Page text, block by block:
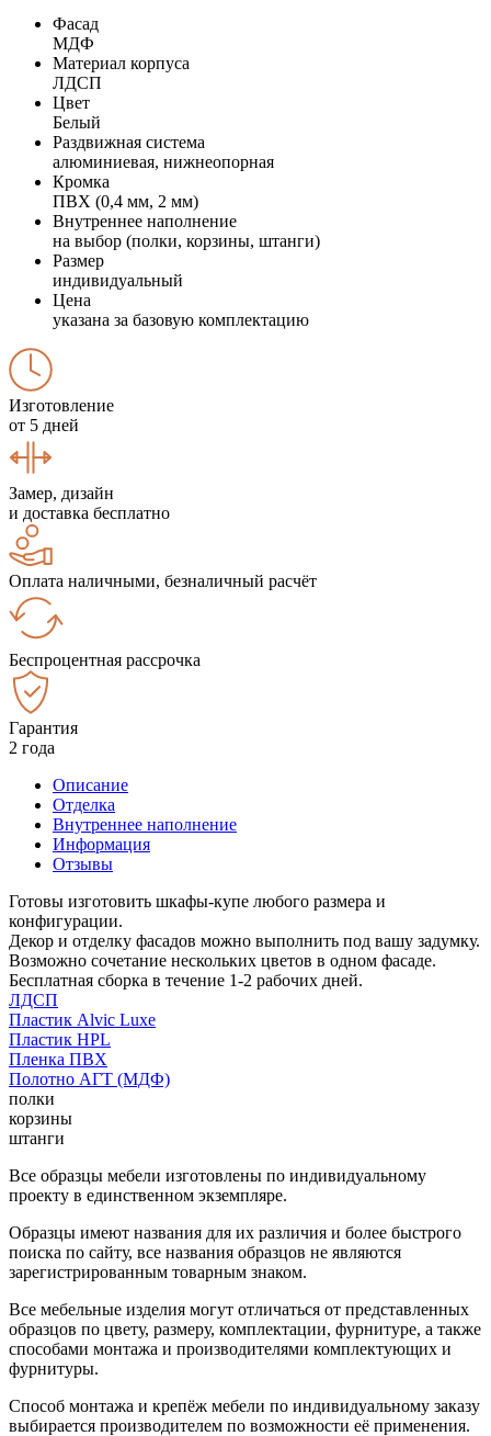
Фасад
МДФ
Материал корпуса
ЛДСП
Цвет
Белый
Раздвижная система
алюминиевая, нижнеопорная
Кромка
ПВХ (0,4 мм, 2 мм)
Внутреннее наполнение
на выбор (полки, корзины, штанги)
Размер
индивидуальный
Цена
указана за базовую комплектацию
Изготовление
от 5 дней
Замер, дизайн
и доставка бесплатно
Оплата наличными, безналичный расчёт
Беспроцентная рассрочка
Гарантия
2 года
Описание
Отделка
Внутреннее наполнение
Информация
Отзывы
Готовы изготовить шкафы-купе любого размера и
конфигурации.
Декор и отделку фасадов можно выполнить под вашу задумку.
Возможно сочетание нескольких цветов в одном фасаде.
Бесплатная сборка в течение 1-2 рабочих дней.
ЛДСП
Пластик Alvic Luxe
Пластик HPL
Пленка ПВХ
Полотно АГТ (МДФ)
полки
корзины
штанги
Все образцы мебели изготовлены по индивидуальному
проекту в единственном экземпляре.
Образцы имеют названия для их различия и более быстрого
поиска по сайту, все названия образцов не являются
зарегистрированным товарным знаком.
Все мебельные изделия могут отличаться от представленных
образцов по цвету, размеру, комплектации, фурнитуре, а также
способами монтажа и производителями комплектующих и
фурнитуры.
Способ монтажа и крепёж мебели по индивидуальному заказу
выбирается производителем по возможности её применения.